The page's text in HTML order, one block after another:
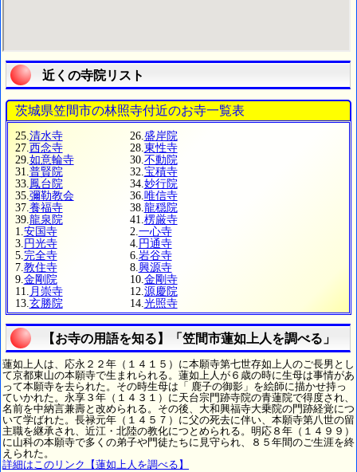
近くの寺院リスト
茨城県笠間市の林照寺付近のお寺一覧表
25. 清水寺 26. 盛岸院
27. 西念寺 28. 東性寺
29. 如意輪寺 30. 不動院
31. 普賢院 32. 宝積寺
33. 鳳台院 34. 妙行院
35. 彌勒教会 36. 唯信寺
37. 養福寺 38. 龍穏院
39. 龍泉院 41. 楞厳寺
1. 安国寺 2. 一心寺
3. 円光寺 4. 円通寺
5. 完全寺 6. 岩谷寺
7. 教住寺 8. 興源寺
9. 金剛院 10. 金剛寺
11.
月崇寺 12. 源慶院
13. 玄勝院 14. 光照寺
【お寺の用語を知る】「笠間市蓮如上人を調べる」
蓮如上人は、応永２２年（１４１５）に本願寺第七世存如上人のご長男とし
て京都東山の本願寺で生まれられる。蓮如上人が６歳の時に生母は事情があ
って本願寺を去られた。その時生母は「 鹿子の御影」を絵師に描かせ持っ
ていかれた。永享３年（１４３１）に天台宗門跡寺院の青蓮院で得度され、
名前を中納言兼壽と改められる。その後、大和興福寺大乗院の門跡経覚につ
いて学ばれた。長禄元年（１４５７）に父の死去に伴い、本願寺第八世の留
主職を継承され、近江・北陸の教化につとめられる。明応８年（１４９９）
に山科の本願寺で多くの弟子や門徒たちに見守られ、８５年間のご生涯を終
えられた。
詳細はこのリンク【蓮如上人を調べる】